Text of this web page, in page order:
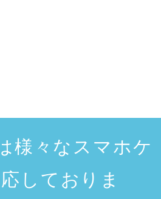
様々なスマホケ
しておりま